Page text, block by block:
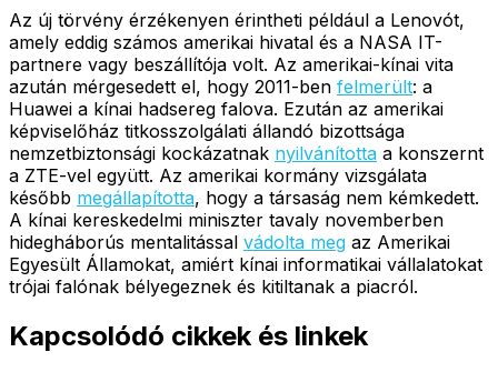
Az új törvény érzékenyen érintheti például a Lenovót,
amely eddig számos amerikai hivatal és a NASA IT-
partnere vagy beszállítója volt. Az amerikai-kínai vita
azután mérgesedett el, hogy 2011-ben felmerült: a
Huawei a kínai hadsereg falova. Ezután az amerikai
képviselőház titkosszolgálati állandó bizottsága
nemzetbiztonsági kockázatnak nyilvánította a konszernt
a ZTE-vel együtt. Az amerikai kormány vizsgálata
később megállapította, hogy a társaság nem kémkedett.
A kínai kereskedelmi miniszter tavaly novemberben
hidegháborús mentalitással vádolta meg az Amerikai
Egyesült Államokat, amiért kínai informatikai vállalatokat
trójai falónak bélyegeznek és kitiltanak a piacról.
Kapcsolódó cikkek és linkek